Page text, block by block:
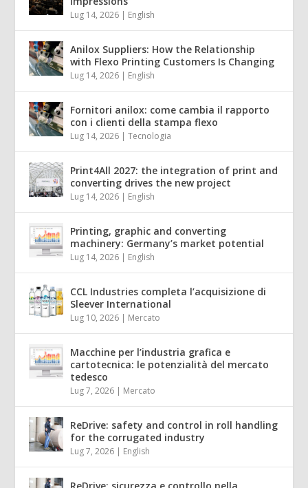
Lug 14, 2026 | English
Anilox Suppliers: How the Relationship
with Flexo Printing Customers Is Changing
Lug 14, 2026 | English
Fornitori anilox: come cambia il rapporto
con i clienti della stampa flexo
Lug 14, 2026 |Tecnologia
Print4All 2027: the integration of print and
converting drives the new project
Lug 14, 2026 | English
Printing, graphic and converting
machinery: Germany’s market potential
Lug 14, 2026 | English
CCL Industries completa l’acquisizione di
Sleever International
Lug 10, 2026 | Mercato
Macchine per l’industria grafica e
cartotecnica: le potenzialità del mercato
tedesco
Lug 7, 2026 | Mercato
ReDrive: safety and control in roll handling
for the corrugated industry
Lug 7, 2026 | English